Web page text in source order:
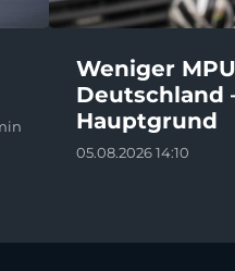
Weniger
Deutschland
Hauptgrund
05.08.2026 14:10